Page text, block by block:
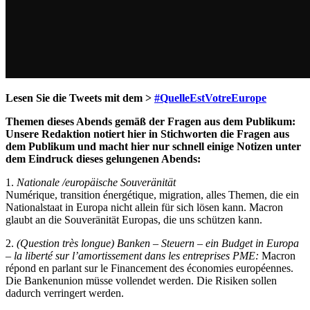
Lesen Sie die Tweets mit dem > #QuelleEstVotreEurope
Themen dieses Abends gemäß der Fragen aus dem Publikum:
Unsere Redaktion notiert hier in Stichworten die Fragen aus
dem Publikum und macht hier nur schnell einige Notizen unter
dem Eindruck dieses gelungenen Abends:
1. Nationale /europäische Souveränität
Numérique, transition énergétique, migration, alles Themen, die ein
Nationalstaat in Europa nicht allein für sich lösen kann. Macron
glaubt an die Souveränität Europas, die uns schützen kann.
2. (Question très longue) Banken – Steuern – ein Budget in Europa
– la liberté sur l’amortissement dans les entreprises PME: Macron
répond en parlant sur le Financement des économies européennes.
Die Bankenunion müsse vollendet werden. Die Risiken sollen
dadurch verringert werden.